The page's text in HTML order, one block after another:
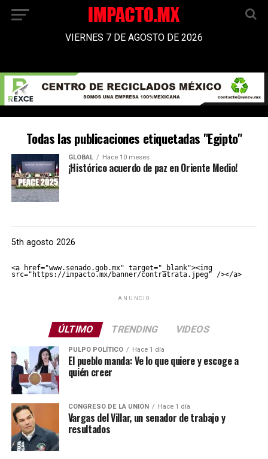
VIERNES 7 DE AGOSTO DE 2026
Todas las publicaciones etiquetadas "Egipto"
GLOBAL Hace 10 meses
¡Histórico acuerdo de paz en Oriente Medio!
5th agosto 2026
<a href="www.senado.gob.mx" target="_blank"><img
src="https://impacto.mx/banner/contratrata.jpeg" /></a>
ANUNCIO
ÚLTIMO TRENDING VIDEOS
PULPO POLÍTICO Hace 1 día
El pueblo manda: Ve lo que quiere y escoge a
quién creer
CONGRESO DE LA UNIÓN Hace 1 día
Vargas del Villar, un senador de trabajo y
resultados